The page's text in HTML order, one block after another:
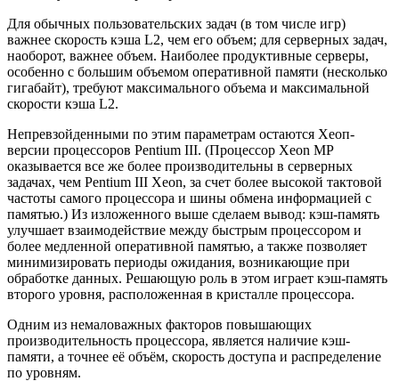
Для обычных пользовательских задач (в том числе игр)
важнее скорость кэша L2, чем его объем; для серверных задач,
наоборот, важнее объем. Наиболее продуктивные серверы,
особенно с большим объемом оперативной памяти (несколько
гигабайт), требуют максимального объема и максимальной
скорости кэша L2.
Непревзойденными по этим параметрам остаются Хеоп-
версии процессоров Pentium III. (Процессор Xeon MP
оказывается все же более производительны в серверных
задачах, чем Pentium III Xeon, за счет более высокой тактовой
частоты самого процессора и шины обмена информацией с
памятью.) Из изложенного выше сделаем вывод: кэш-память
улучшает взаимодействие между быстрым процессором и
более медленной оперативной памятью, а также позволяет
минимизировать периоды ожидания, возникающие при
обработке данных. Решающую роль в этом играет кэш-память
второго уровня, расположенная в кристалле процессора.
Одним из немаловажных факторов повышающих
производительность процессора, является наличие кэш-
памяти, а точнее её объём, скорость доступа и распределение
по уровням.